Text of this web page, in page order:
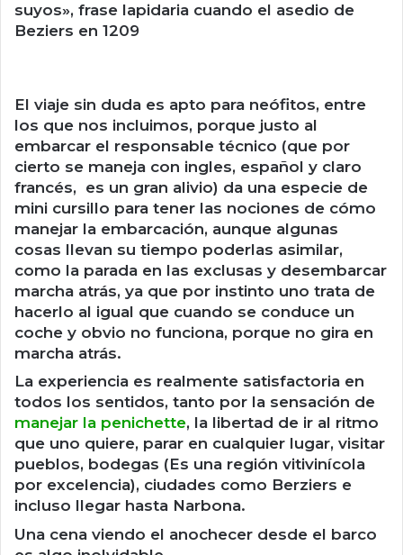
suyos», frase lapidaria cuando el asedio de
Beziers en 1209
El viaje sin duda es apto para neófitos, entre
los que nos incluimos, porque justo al
embarcar el responsable técnico (que por
cierto se maneja con ingles, español y claro
francés, es un gran alivio) da una especie de
mini cursillo para tener las nociones de cómo
manejar la embarcación, aunque algunas
cosas llevan su tiempo poderlas asimilar,
como la parada en las exclusas y desembarcar
marcha atrás, ya que por instinto uno trata de
hacerlo al igual que cuando se conduce un
coche y obvio no funciona, porque no gira en
marcha atrás.
La experiencia es realmente satisfactoria en
todos los sentidos, tanto por la sensación de
manejar la penichette, la libertad de ir al ritmo
que uno quiere, parar en cualquier lugar, visitar
pueblos, bodegas (Es una región vitivinícola
por excelencia), ciudades como Berziers e
incluso llegar hasta Narbona.
Una cena viendo el anochecer desde el barco